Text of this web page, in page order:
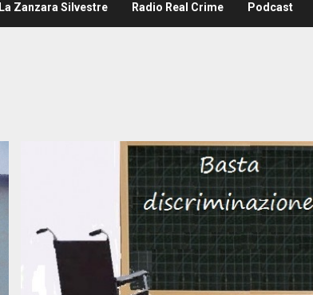
La Zanzara Silvestre Radio Real Crime Podcast